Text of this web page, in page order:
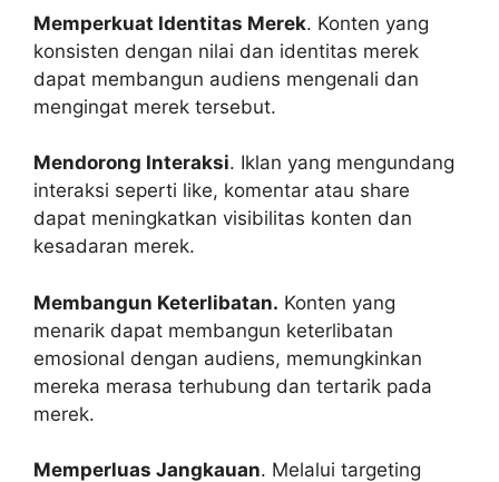
Memperkuat Identitas Merek. Konten yang
konsisten dengan nilai dan identitas merek
dapat membangun audiens mengenali dan
mengingat merek tersebut.
Mendorong Interaksi. Iklan yang mengundang
interaksi seperti like, komentar atau share
dapat meningkatkan visibilitas konten dan
kesadaran merek.
Membangun Keterlibatan. Konten yang
menarik dapat membangun keterlibatan
emosional dengan audiens, memungkinkan
mereka merasa terhubung dan tertarik pada
merek.
Memperluas Jangkauan. Melalui targeting